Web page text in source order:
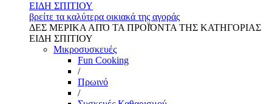
ΕΙΔΗ ΣΠΙΤΙΟΥ
βρείτε τα καλύτερα οικιακά της αγοράς
ΔΕΣ ΜΕΡΙΚΑ ΑΠΌ ΤΑ ΠΡΟΪΌΝΤΑ ΤΗΣ ΚΑΤΗΓΟΡΙΑΣ
ΕΙΔΗ ΣΠΙΤΙΟΥ
Μικροσυσκευές
Fun Cooking
/
Πρωινό
/